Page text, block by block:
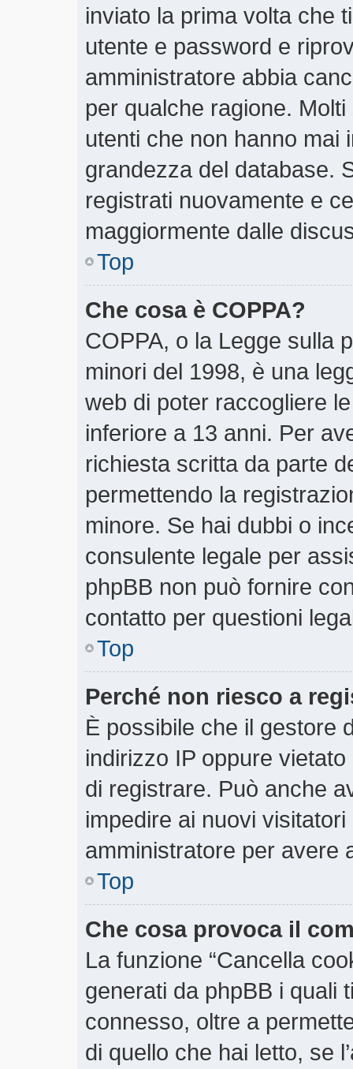
inviato la prima volta che
utente e password e
amministratore abbia
per qualche ragione.
utenti che non hanno mai
grandezza del database.
registrati nuovamente e
maggiormente dalle
Top
Che cosa è COPPA?
COPPA, o la Legge sulla
minori del 1998, è una
web di poter raccogliere
inferiore a 13 anni. Per
richiesta scritta da parte
permettendo la
minore. Se hai dubbi o
consulente legale per
phpBB non può fornire
contatto per questioni
Top
Perché non riesco a
È possibile che il gestore
indirizzo IP oppure
di registrare. Può anche
impedire ai nuovi
amministratore per avere
Top
Che cosa provoca il
La funzione “Cancella
generati da phpBB i quali
connesso, oltre a
di quello che hai letto, se